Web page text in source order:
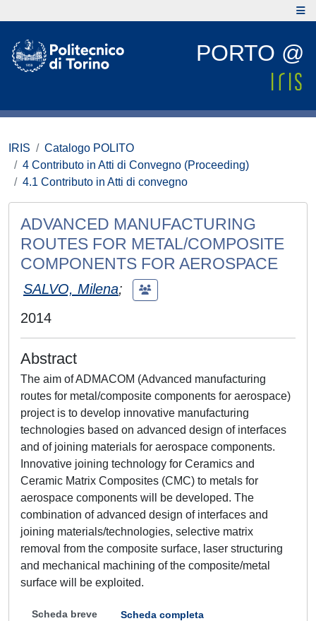
PORTO @
IRIS
Catalogo POLITO
4 Contributo in Atti di Convegno (Proceeding)
4.1 Contributo in Atti di convegno
ADVANCED MANUFACTURING
ROUTES FOR METAL/COMPOSITE
COMPONENTS FOR AEROSPACE
SALVO, Milena;
2014
Abstract
The aim of ADMACOM (Advanced manufacturing
routes for metal/composite components for aerospace)
project is to develop innovative manufacturing
technologies based on advanced design of interfaces
and of joining materials for aerospace components.
Innovative joining technology for Ceramics and
Ceramic Matrix Composites (CMC) to metals for
aerospace components will be developed. The
combination of advanced design of interfaces and
joining materials/technologies, selective matrix
removal from the composite surface, laser structuring
and mechanical machining of the composite/metal
surface will be exploited.
Scheda breve Scheda completa